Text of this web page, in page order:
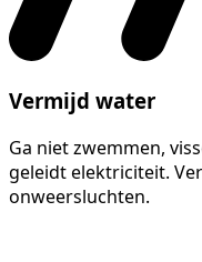
Vermijd water
Ga niet zwemmen,
geleidt elektriciteit.
onweersluchten.